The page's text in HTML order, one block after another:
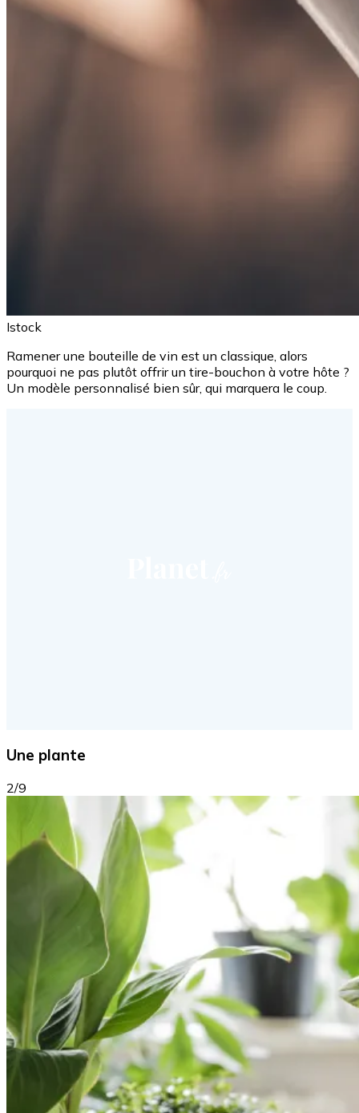
Istock
Ramener une bouteille de vin est un classique, alors
pourquoi ne pas plutôt offrir un tire-bouchon à votre hôte ?
Un modèle personnalisé bien sûr, qui marquera le coup.
Une plante
2/9